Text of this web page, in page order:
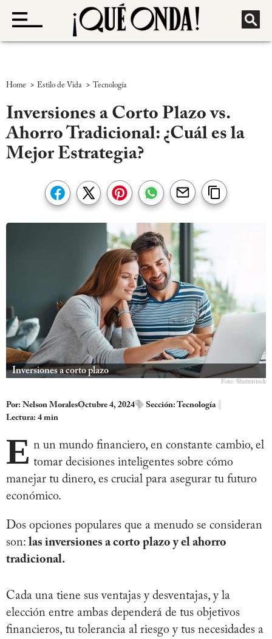
Home > Estilo de Vida > Tecnología
Inversiones a Corto Plazo vs.
Ahorro Tradicional: ¿Cuál es la
Mejor Estrategia?
Inversiones a corto plazo
Foto: Shutterstock
Por: Nelson MoralesOctubre 4, 2024 Sección: Tecnología
Lectura: 4 min
E n un mundo financiero, en constante cambio, el
tomar decisiones inteligentes sobre cómo
manejar tu dinero, es crucial para asegurar tu futuro
económico.
Dos opciones populares que a menudo se consideran
son: las inversiones a corto plazo y el ahorro
tradicional.
Cada una tiene sus ventajas y desventajas, y la
elección entre ambas dependerá de tus objetivos
financieros, tu tolerancia al riesgo y tus necesidades a